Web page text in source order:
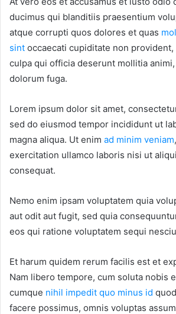
ducimus qui blanditiis praesentium
atque corrupti quos dolores et quas
sint occaecati cupiditate non
culpa qui officia deserunt mollitia
dolorum fuga.
Lorem ipsum dolor sit amet,
sed do eiusmod tempor incididunt ut
magna aliqua. Ut enim ad minim veniam
exercitation ullamco laboris nisi ut
consequat.
Nemo enim ipsam voluptatem quia
aut odit aut fugit, sed quia
eos qui ratione voluptatem sequi
Et harum quidem rerum facilis est et
Nam libero tempore, cum soluta nobis
cumque nihil impedit quo minus id
facere possimus, omnis voluptas